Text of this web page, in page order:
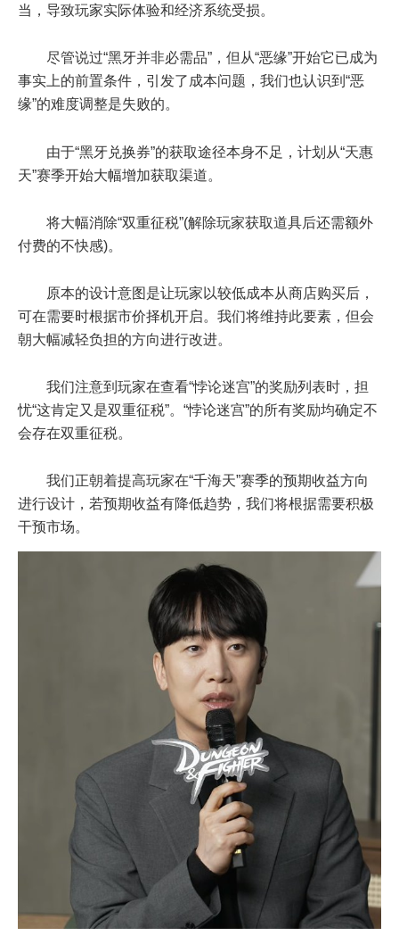
当，导致玩家实际体验和经济系统受损。
尽管说过“黑牙并非必需品”，但从“恶缘”开始它已成为
事实上的前置条件，引发了成本问题，我们也认识到“恶
缘”的难度调整是失败的。
由于“黑牙兑换券”的获取途径本身不足，计划从“天惠
天”赛季开始大幅增加获取渠道。
将大幅消除“双重征税”(解除玩家获取道具后还需额外
付费的不快感)。
原本的设计意图是让玩家以较低成本从商店购买后，
可在需要时根据市价择机开启。我们将维持此要素，但会
朝大幅减轻负担的方向进行改进。
我们注意到玩家在查看“悖论迷宫”的奖励列表时，担
忧“这肯定又是双重征税”。“悖论迷宫”的所有奖励均确定不
会存在双重征税。
我们正朝着提高玩家在“千海天”赛季的预期收益方向
进行设计，若预期收益有降低趋势，我们将根据需要积极
干预市场。